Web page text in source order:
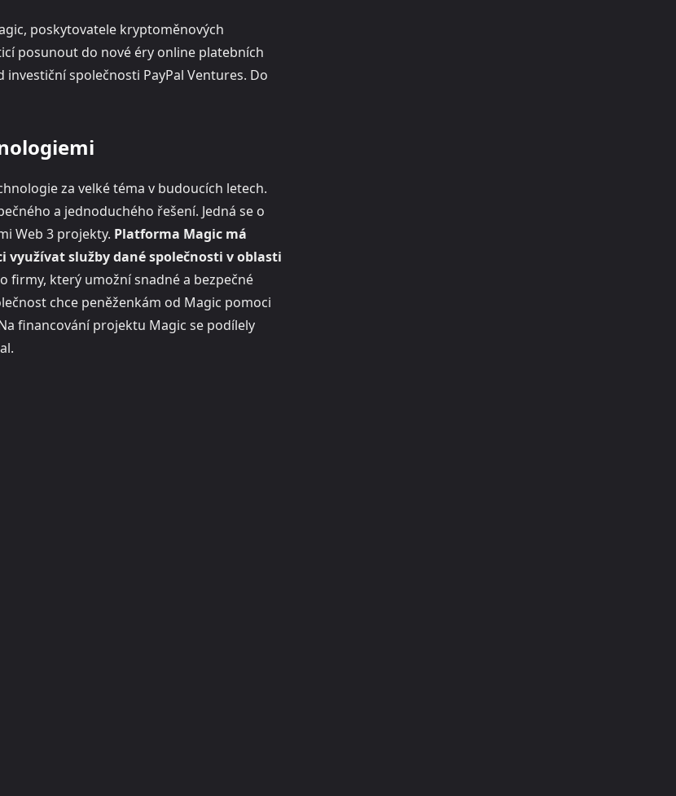
poskytovatele kryptoměnových
posunout do nové éry online platebních
společnosti PayPal Ventures. Do
za velké téma v budoucích letech.
a jednoduchého řešení. Jedná se o
Web 3 projekty. Platforma Magic má
služby dané společnosti v oblasti
firmy, který umožní snadné a bezpečné
chce peněženkám od Magic pomoci
financování projektu Magic se podílely